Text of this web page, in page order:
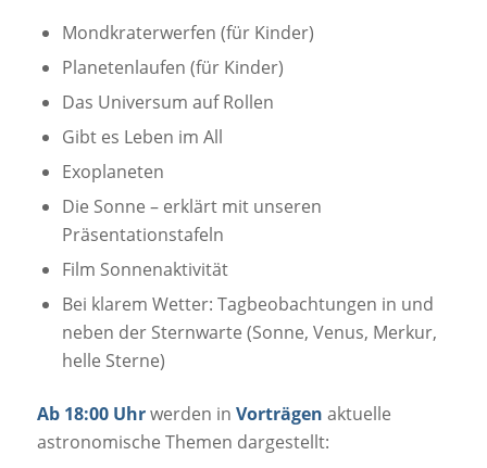
Mondkraterwerfen (für Kinder)
Planetenlaufen (für Kinder)
Das Universum auf Rollen
Gibt es Leben im All
Exoplaneten
Die Sonne – erklärt mit unseren
Präsentationstafeln
Film Sonnenaktivität
Bei klarem Wetter: Tagbeobachtungen in und
neben der Sternwarte (Sonne, Venus, Merkur,
helle Sterne)
Ab 18:00 Uhrwerden in Vorträgen aktuelle
astronomische Themen dargestellt: